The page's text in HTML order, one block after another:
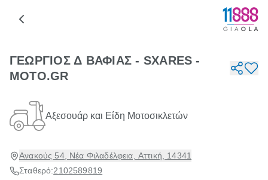
ΓΕΩΡΓΙΟΣ Δ ΒΑΦΙΑΣ - SXARES -
MOTO.GR
Αξεσουάρ και Είδη Μοτοσικλετών
Ανακούς 54, Νέα Φιλαδέλφεια, Αττική, 14341
Σταθερό:2102589819